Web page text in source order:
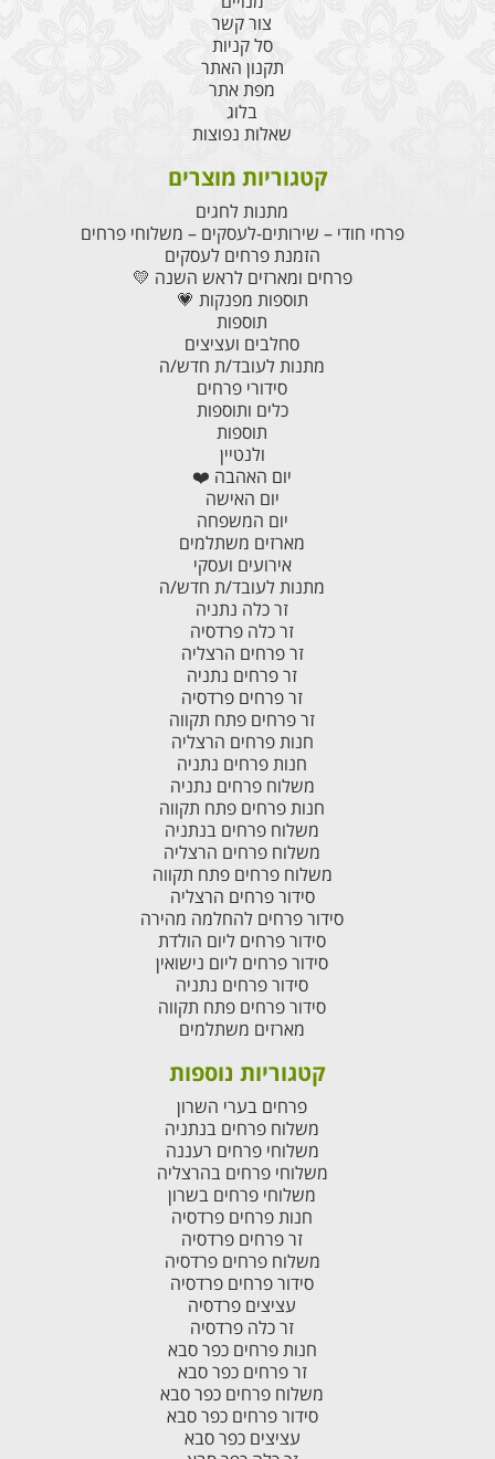
צור קשר
סל קניות
תקנון האתר
מפת אתר
בלוג
שאלות נפוצות
קטגוריות מוצרים
מתנות לחגים
פרחי חודי – שירותים-לעסקים – משלוחי פרחים
הזמנת פרחים לעסקים
פרחים ומארזים לראש השנה 💛
תוספות מפנקות 💗
תוספות
סחלבים ועציצים
מתנות לעובד/ת חדש/ה
סידורי פרחים
כלים ותוספות
תוספות
ולנטיין
יום האהבה ❤️
יום האישה
יום המשפחה
מארזים משתלמים
אירועים ועסקי
מתנות לעובד/ת חדש/ה
זר כלה נתניה
זר כלה פרדסיה
זר פרחים הרצליה
זר פרחים נתניה
זר פרחים פרדסיה
זר פרחים פתח תקווה
חנות פרחים הרצליה
חנות פרחים נתניה
משלוח פרחים נתניה
חנות פרחים פתח תקווה
משלוח פרחים בנתניה
משלוח פרחים הרצליה
משלוח פרחים פתח תקווה
סידור פרחים הרצליה
סידור פרחים להחלמה מהירה
סידור פרחים ליום הולדת
סידור פרחים ליום נישואין
סידור פרחים נתניה
סידור פרחים פתח תקווה
מארזים משתלמים
קטגוריות נוספות
פרחים בערי השרון
משלוח פרחים בנתניה
משלוחי פרחים רעננה
משלוחי פרחים בהרצליה
משלוחי פרחים בשרון
חנות פרחים פרדסיה
זר פרחים פרדסיה
משלוח פרחים פרדסיה
סידור פרחים פרדסיה
עציצים פרדסיה
זר כלה פרדסיה
חנות פרחים כפר סבא
זר פרחים כפר סבא
משלוח פרחים כפר סבא
סידור פרחים כפר סבא
עציצים כפר סבא